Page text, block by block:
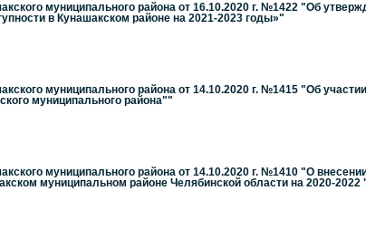
муниципального района от 16.10.2020 г. №1422 "Об
в Кунашакском районе на 2021-2023 годы»"
муниципального района от 14.10.2020 г. №1415 "Об
муниципального района""
муниципального района от 14.10.2020 г. №1410 "О
муниципальном районе Челябинской области на 2020-2022